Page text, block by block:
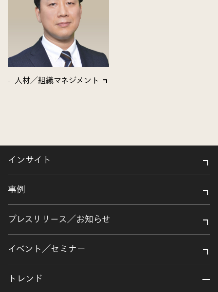
人材／組織マネジメント
インサイト
事例
プレスリリース／お知らせ
イベント／セミナー
トレンド